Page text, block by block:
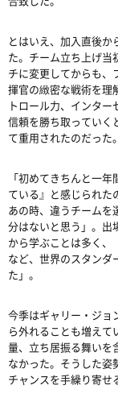
とはいえ、加入直後か
た。チーム立ち上げ当
チに変更してからも、
揮官の緻密な戦術を理
トロール力、インタ
信頼を勝ち取っていく
て重用されたのだった。
「初めてきちんと一
ている』と感じられた
あの時、違うチームを
分はないと思う」。出
から学ぶことは多く、
など、世界のスタンダ
た」。
今季はギャリー・ジョ
ら外れることも増え
量、立ち居振る舞いを
なかった。そうした姿
チャンスを手繰り寄せ